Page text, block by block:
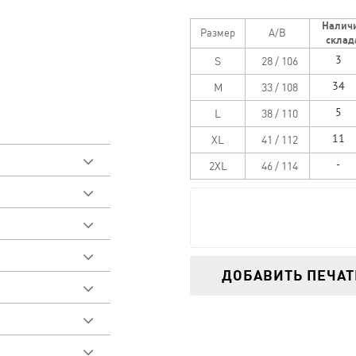
20% полиэстер
без начеса
пояс с
кромки
видео
работ
Размер A/B
S 28 / 106
M 33 / 108
L 38 / 110
XL 41 / 112
2XL 46 / 114
ДОБАВИТЬ